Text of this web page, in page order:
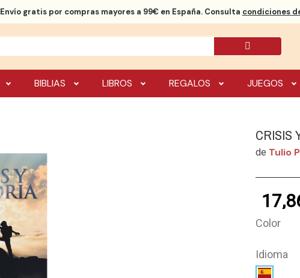
Envío gratispor compras mayores a 99€ en España. Consulta condiciones
BIBLIAS LIBROS REGALOS JUEGOS
CRISIS
de Tulio
Color
Idioma